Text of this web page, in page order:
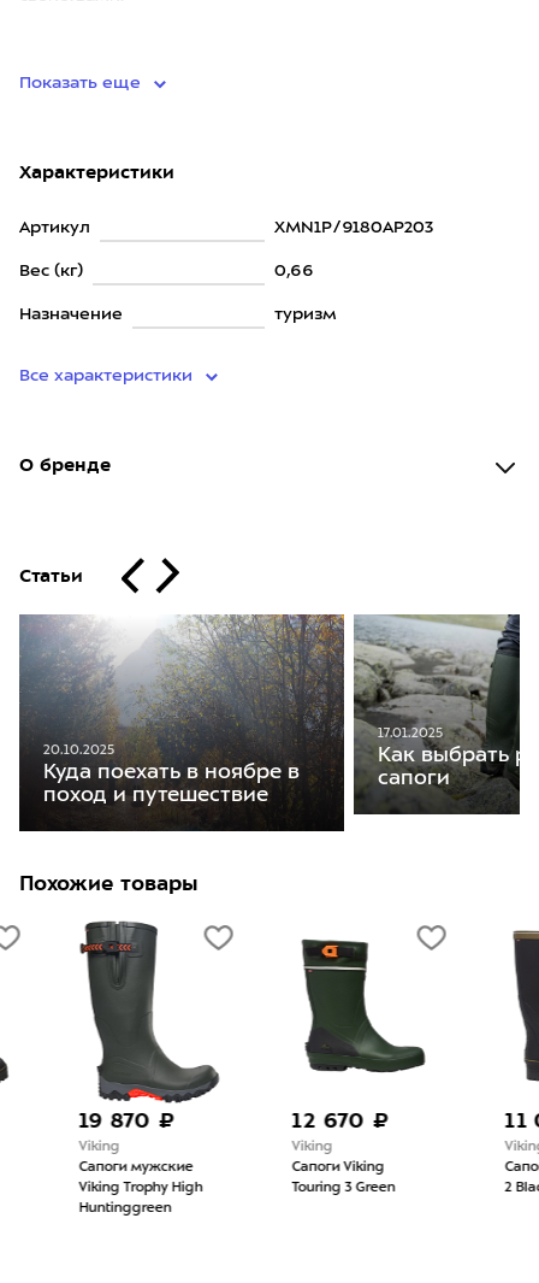
Показать еще
Характеристики
Артикул XMN1P/9180AP203
Вес (кг) 0,66
Назначение туризм
Все характеристики
О бренде
Статьи
20.10.2025
Куда поехать в ноябре в
поход и путешествие
17.01.2025
Как выбрать
сапоги
Похожие товары
19 870 ₽
Viking
Сапоги мужские
Viking Trophy High
Huntinggreen
12 670 ₽
Viking
Сапоги Viking
Touring 3 Green
11
Viking
Сапоги
2 Black/